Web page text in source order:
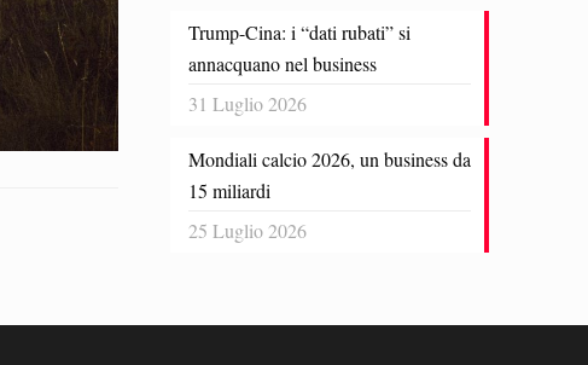
Trump-Cina: i “dati rubati” si
annacquano nel business
31 Luglio 2026
Mondiali calcio 2026, un business da
15 miliardi
25 Luglio 2026